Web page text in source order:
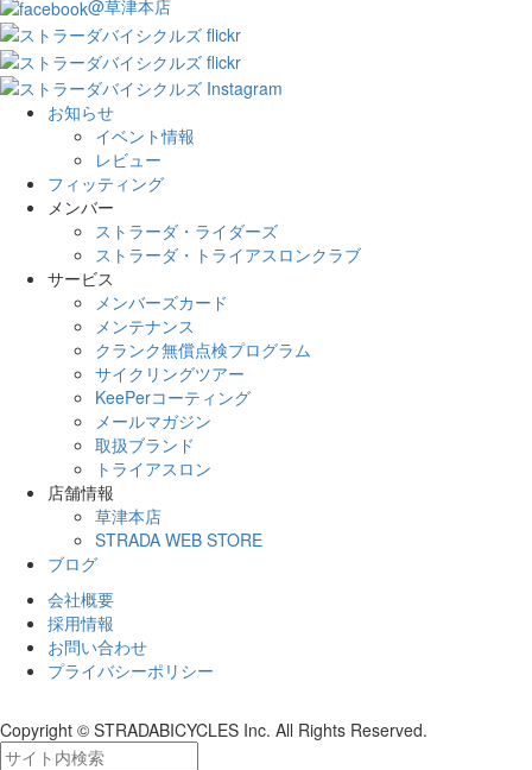
@草津本店
お知らせ
イベント情報
レビュー
フィッティング
メンバー
ストラーダ・ライダーズ
ストラーダ・トライアスロンクラブ
サービス
メンバーズカード
メンテナンス
クランク無償点検プログラム
サイクリングツアー
KeePerコーティング
メールマガジン
取扱ブランド
トライアスロン
店舗情報
草津本店
STRADA WEB STORE
ブログ
会社概要
採用情報
お問い合わせ
プライバシーポリシー
Copyright © STRADABICYCLES Inc. All Rights Reserved.